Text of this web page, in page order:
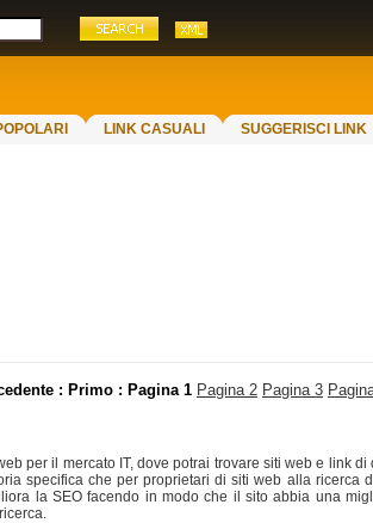
LINK CASUALI SUGGERISCI LINK
: Primo : Pagina 1 Pagina 2 Pagina 3
per il mercato IT, dove potrai trovare siti web e link
specifica che per proprietari di siti web alla ricerca
la SEO facendo in modo che il sito abbia una